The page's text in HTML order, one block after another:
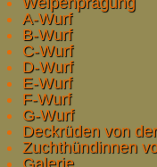
A-Wurf
B-Wurf
C-Wurf
D-Wurf
E-Wurf
F-Wurf
G-Wurf
Deckrüden von
Zuchthündinnen